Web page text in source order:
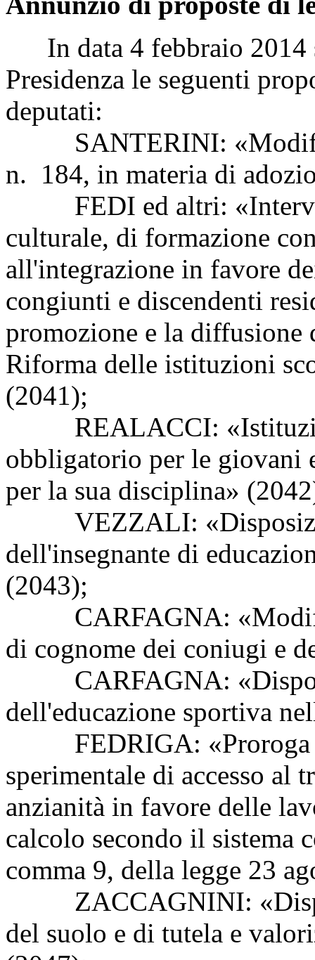
In data 4 febbraio 2014
Presidenza le seguenti
deputati:
SANTERINI:
n. 184, in materia di
FEDI ed altri:
culturale, di formazione
all'integrazione in favore
congiunti e discendenti
promozione e la
Riforma delle istituzioni
(2041);
REALACCI:
obbligatorio per le giovani
per la sua disciplina»
VEZZALI:
dell'insegnante di
(2043);
CARFAGNA:
di cognome dei coniugi e
CARFAGNA:
dell'educazione sportiva
FEDRIGA: «Proroga
sperimentale di accesso al
anzianità in favore delle
calcolo secondo il
comma 9, della legge 23
ZACCAGNINI:
del suolo e di tutela e